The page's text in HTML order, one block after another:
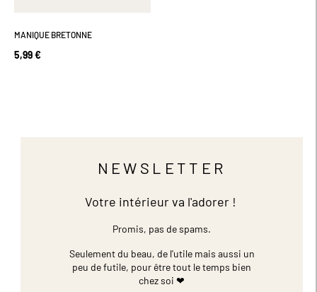
MANIQUE BRETONNE
5,99 €
NEWSLETTER
Votre intérieur va l'adorer !
Promis, pas de spams.
Seulement du beau, de l'utile mais aussi un
peu de futile, pour être tout le temps bien
chez soi ❤